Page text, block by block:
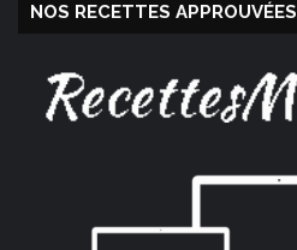
NOS RECETTES APPROUVÉES